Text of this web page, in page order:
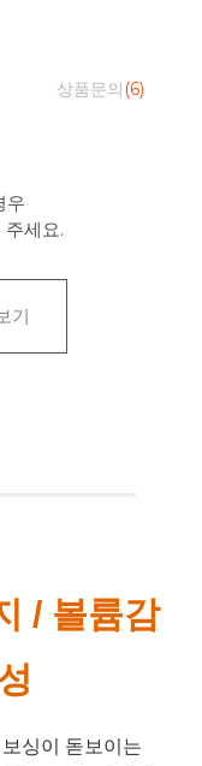
상품문의 (6)
우
세요.
기
/ 볼륨감
싱이 돋보이는